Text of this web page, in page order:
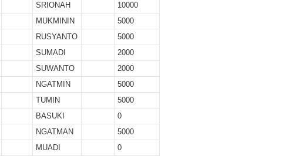
SRIONAH
10000
MUKMININ
5000
RUSYANTO
5000
SUMADI
2000
SUWANTO
2000
NGATMIN
5000
TUMIN
5000
BASUKI
0
NGATMAN
5000
MUADI
0